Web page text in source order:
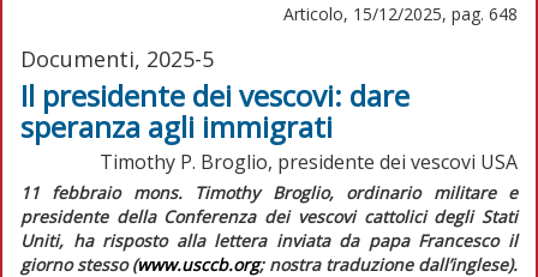
Articolo, 15/12/2025, pag. 648
Documenti, 2025-5
Il presidente dei vescovi: dare
speranza agli immigrati
Timothy P. Broglio, presidente dei vescovi USA
11 febbraio mons. Timothy Broglio, ordinario militare e
presidente della Conferenza dei vescovi cattolici degli Stati
Uniti, ha risposto alla lettera inviata da papa Francesco il
giorno stesso (www.usccb.org; nostra traduzione dall’inglese).